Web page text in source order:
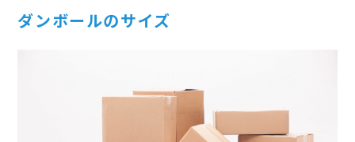
ダンボールのサイズ